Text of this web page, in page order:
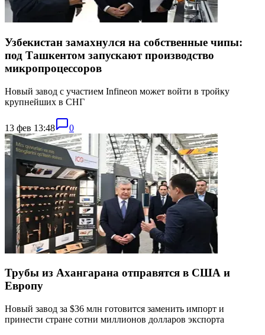
Узбекистан замахнулся на собственные чипы:
под Ташкентом запускают производство
микропроцессоров
Новый завод с участием Infineon может войти в тройку
крупнейших в СНГ
13 фев 13:48 0
Трубы из Ахангарана отправятся в США и
Европу
Новый завод за $36 млн готовится заменить импорт и
принести стране сотни миллионов долларов экспорта